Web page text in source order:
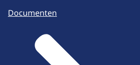
Documenten